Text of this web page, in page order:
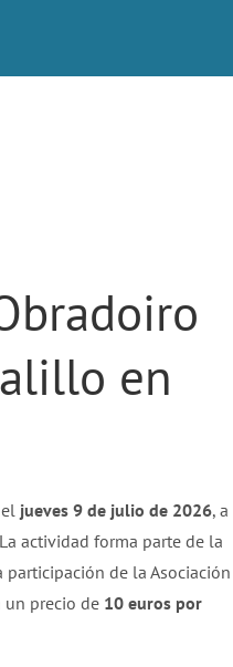
en
jueves 9 de julio de 2026, a
actividad forma parte de la
participación de la Asociación
un precio de 10 euros por